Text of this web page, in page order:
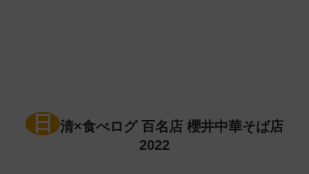
日
清×食べログ 百名店 櫻井中華そば店
2022